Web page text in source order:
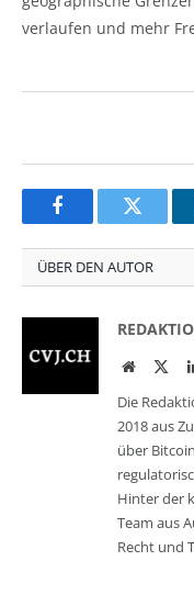
verlaufen und mehr
FacebookTwitter
ÜBER DEN AUTOR
Website
Die
2018 aus
über
Hinter der
Team aus
Recht und